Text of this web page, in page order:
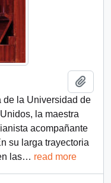
de la Universidad de
la maestra
acompañante
su larga trayectoria
las… read more